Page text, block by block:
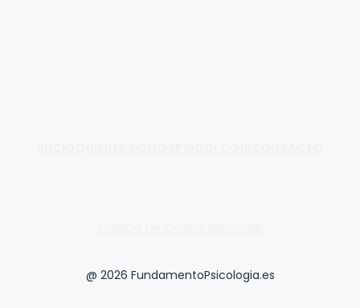
@ 2026 FundamentoPsicologia.es